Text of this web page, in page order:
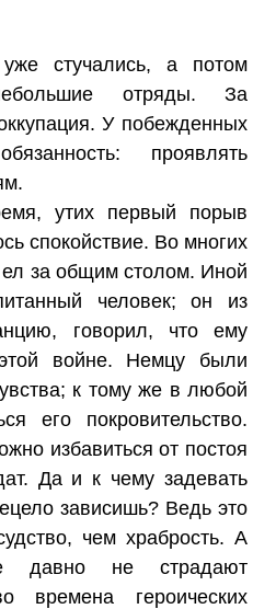
стучались, а потом
отряды. За
У побежденных
проявлять
утих первый порыв
спокойствие. Во многих
за общим столом. Иной
человек; он из
говорил, что ему
войне. Немцу были
к тому же в любой
его покровительство.
избавиться от постоя
Да и к чему задевать
зависишь? Ведь это
чем храбрость. А
давно не страдают
времена героических